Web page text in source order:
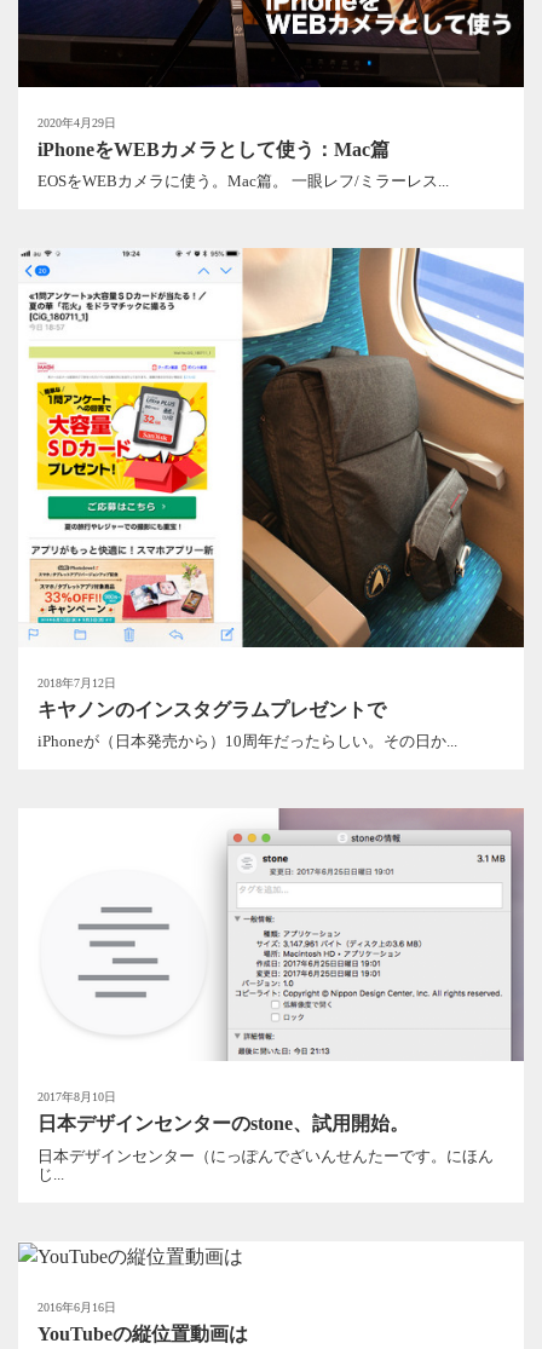
2020年4月29日
iPhoneをWEBカメラとして使う：Mac篇
EOSをWEBカメラに使う。Mac篇。 一眼レフ/ミラーレス...
2018年7月12日
キヤノンのインスタグラムプレゼントで
iPhoneが（日本発売から）10周年だったらしい。その日か...
2017年8月10日
日本デザインセンターのstone、試用開始。
日本デザインセンター（にっぽんでざいんせんたーです。にほん
じ...
2016年6月16日
YouTubeの縦位置動画は